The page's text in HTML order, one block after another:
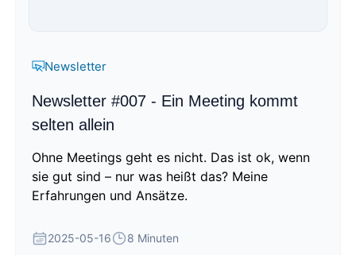
Newsletter
Newsletter #007 - Ein Meeting kommt
selten allein
Ohne Meetings geht es nicht. Das ist ok, wenn
sie gut sind – nur was heißt das? Meine
Erfahrungen und Ansätze.
2025-05-16 8 Minuten